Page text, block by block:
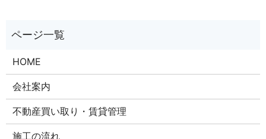
HOME
会社案内
不動産買い取り・賃貸管理
施工の流れ